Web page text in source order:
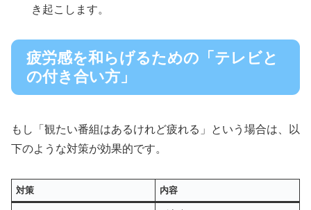
き起こします。
疲労感を和らげるための「テレビと
の付き合い方」
もし「観たい番組はあるけれど疲れる」という場合は、以
下のような対策が効果的です。
対策 内容